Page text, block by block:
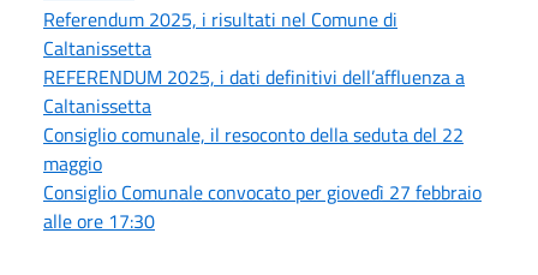
Referendum 2025, i risultati nel Comune di
Caltanissetta
REFERENDUM 2025, i dati definitivi dell’affluenza a
Caltanissetta
Consiglio comunale, il resoconto della seduta del 22
maggio
Consiglio Comunale convocato per giovedì 27 febbraio
alle ore 17:30